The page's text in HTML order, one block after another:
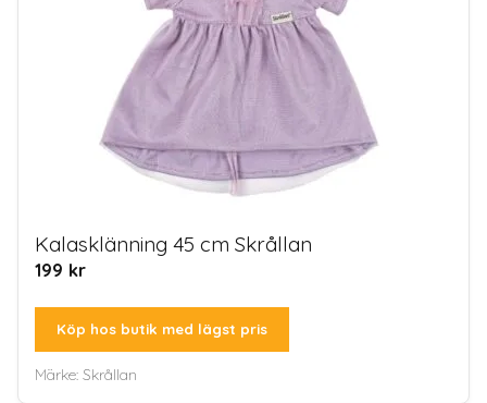
Kalasklänning 45 cm Skrållan
199 kr
Köp hos butik med lägst pris
Märke: Skrållan